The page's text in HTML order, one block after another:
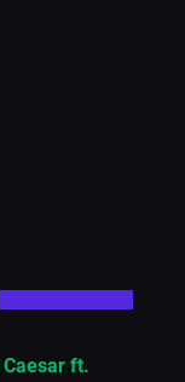
ft.